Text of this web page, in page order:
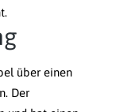
über einen
Der